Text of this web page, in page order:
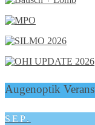
Augenoptik
SEP.